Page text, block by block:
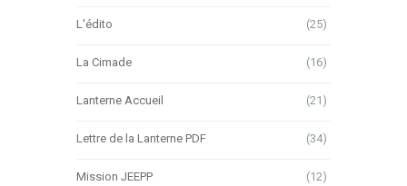
L'édito (25)
La Cimade (16)
Lanterne Accueil (21)
Lettre de la Lanterne PDF (34)
Mission JEEPP (12)